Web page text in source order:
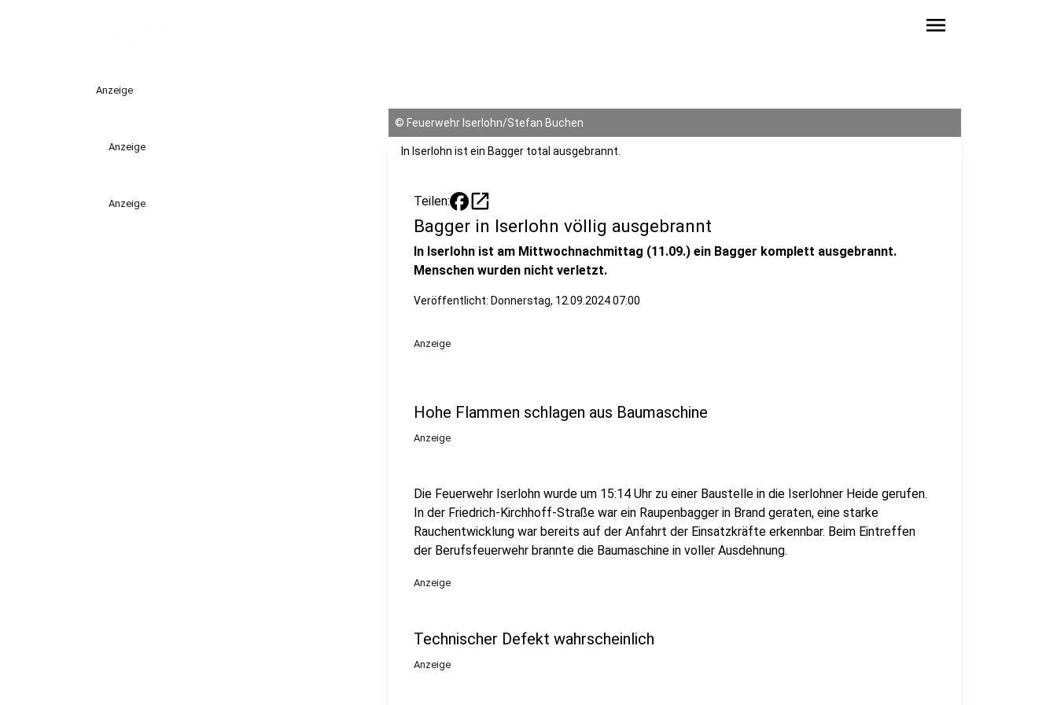
menu
Anzeige
Anzeige
Anzeige
© Feuerwehr Iserlohn/Stefan Buchen
In Iserlohn ist ein Bagger total ausgebrannt.
Teilen: open_in_new
Bagger in Iserlohn völlig ausgebrannt
In Iserlohn ist am Mittwochnachmittag (11.09.) ein Bagger komplett ausgebrannt.
Menschen wurden nicht verletzt.
Veröffentlicht: Donnerstag, 12.09.2024 07:00
Anzeige
Hohe Flammen schlagen aus Baumaschine
Anzeige
Die Feuerwehr Iserlohn wurde um 15:14 Uhr zu einer Baustelle in die Iserlohner Heide gerufen.
In der Friedrich-Kirchhoff-Straße war ein Raupenbagger in Brand geraten, eine starke
Rauchentwicklung war bereits auf der Anfahrt der Einsatzkräfte erkennbar. Beim Eintreffen
der Berufsfeuerwehr brannte die Baumaschine in voller Ausdehnung.
Anzeige
Technischer Defekt wahrscheinlich
Anzeige